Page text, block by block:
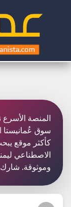
المنصة
سوق عُمانيستا
كأكثر موقع
الاصطناعي
وموثوقة.